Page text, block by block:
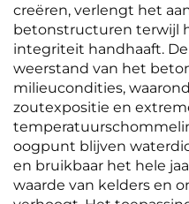
creëren, verlengt het
betonstructuren terwijl
integriteit handhaaft.
weerstand van het
milieucondities,
zoutexpositie en
oogpunt blijven
en bruikbaar het hele
waarde van kelders en